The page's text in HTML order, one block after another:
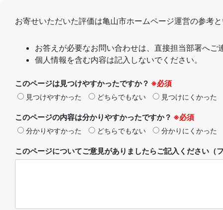
お寄せいただいた評価は亀山市ホームページ運営の参考
お答えが必要なお問い合わせは、直接担当部署へご
個人情報を含む内容は記入しないでください。
このページは見つけやすかったですか？ ※必須
見つけやすかった どちらでもない 見つけにくかった
このページの内容は分かりやすかったですか？ ※必須
分かりやすかった どちらでもない 分かりにくかった
このページについてご意見がありましたらご記入ください